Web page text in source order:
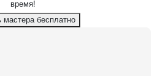
время!
мастера бесплатно